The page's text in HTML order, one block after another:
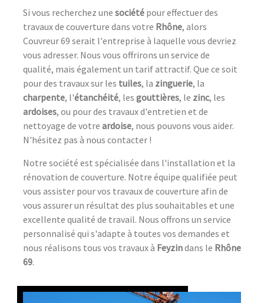
Si vous recherchez une société pour effectuer des
travaux de couverture dans votre Rhône, alors
Couvreur 69 serait l'entreprise à laquelle vous devriez
vous adresser. Nous vous offrirons un service de
qualité, mais également un tarif attractif. Que ce soit
pour des travaux sur les tuiles, la zinguerie, la
charpente, l'étanchéité, les gouttières, le zinc, les
ardoises, ou pour des travaux d'entretien et de
nettoyage de votre ardoise, nous pouvons vous aider.
N'hésitez pas à nous contacter !
Notre société est spécialisée dans l'installation et la
rénovation de couverture. Notre équipe qualifiée peut
vous assister pour vos travaux de couverture afin de
vous assurer un résultat des plus souhaitables et une
excellente qualité de travail. Nous offrons un service
personnalisé qui s'adapte à toutes vos demandes et
nous réalisons tous vos travaux à Feyzindans le Rhône
69.